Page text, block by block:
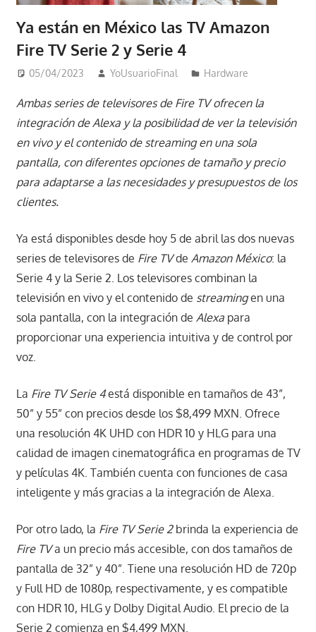
Ya están en México las TV Amazon
Fire TV Serie 2 y Serie 4
05/04/2023 YoUsuarioFinal Hardware
Ambas series de televisores de Fire TV ofrecen la
integración de Alexa y la posibilidad de ver la televisión
en vivo y el contenido de streaming en una sola
pantalla, con diferentes opciones de tamaño y precio
para adaptarse a las necesidades y presupuestos de los
clientes.
Ya está disponibles desde hoy 5 de abril las dos nuevas
series de televisores de Fire TVde Amazon México: la
Serie 4 y la Serie 2. Los televisores combinan la
televisión en vivo y el contenido de streamingen una
sola pantalla, con la integración de Alexa para
proporcionar una experiencia intuitiva y de control por
voz.
La Fire TV Serie 4está disponible en tamaños de 43”,
50” y 55” con precios desde los $8,499 MXN. Ofrece
una resolución 4K UHD con HDR 10 y HLG para una
calidad de imagen cinematográfica en programas de TV
y películas 4K. También cuenta con funciones de casa
inteligente y más gracias a la integración de Alexa.
Por otro lado, la Fire TV Serie 2 brinda la experiencia de
Fire TVa un precio más accesible, con dos tamaños de
pantalla de 32” y 40”. Tiene una resolución HD de 720p
y Full HD de 1080p, respectivamente, y es compatible
con HDR 10, HLG y Dolby Digital Audio. El precio de la
Serie 2 comienza en $4,499 MXN.